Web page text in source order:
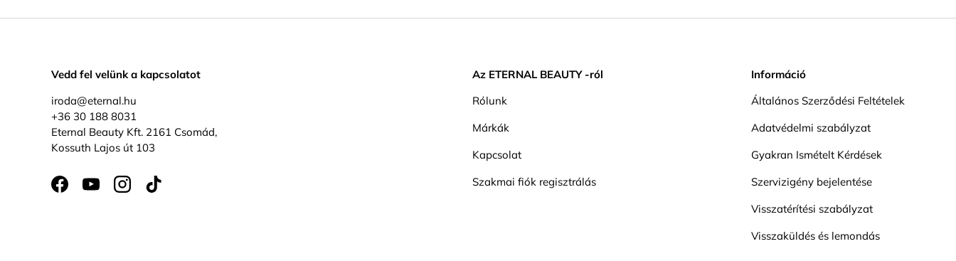
Vedd fel velünk a kapcsolatot
iroda@eternal.hu
+36 30 188 8031
Eternal Beauty Kft. 2161 Csomád,
Kossuth Lajos út 103
FacebookYouTubeInstagramTikTok
Az ETERNAL BEAUTY -ról
Rólunk
Márkák
Kapcsolat
Szakmai fiók regisztrálás
Információ
Általános Szerződési Feltételek
Adatvédelmi szabályzat
Gyakran Ismételt Kérdések
Szervizigény bejelentése
Visszatérítési szabályzat
Visszaküldés és lemondás